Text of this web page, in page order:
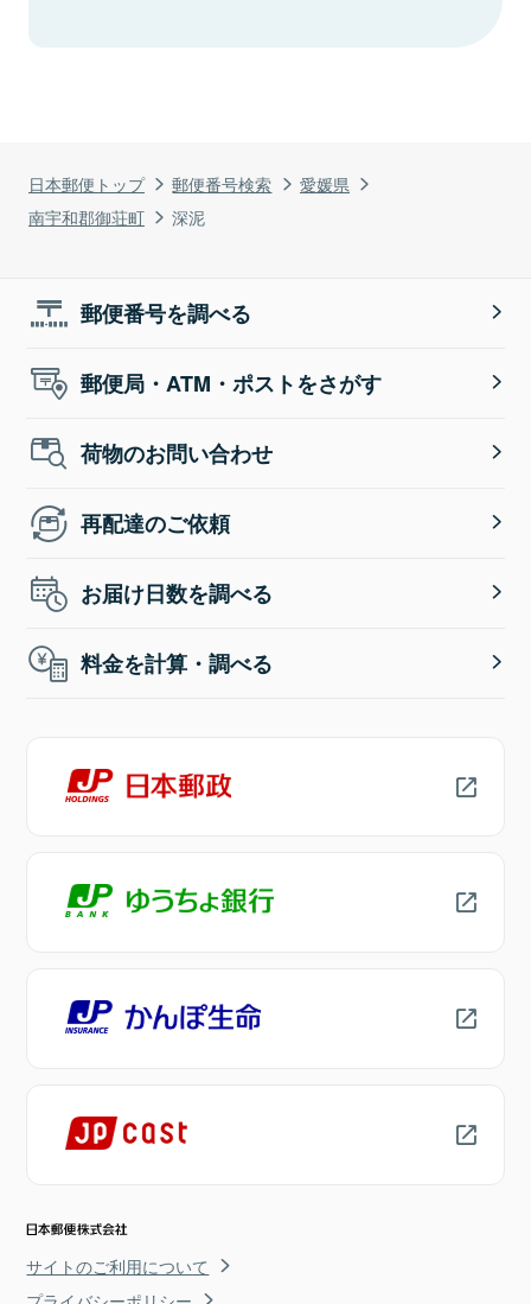
日本郵便トップ 郵便番号検索
愛媛県
南宇和郡御荘町
深泥
郵便番号を調べる
郵便局・ATM・ポストをさがす
荷物のお問い合わせ
再配達のご依頼
お届け日数を調べる
料金を計算・調べる
サイトのご利用について